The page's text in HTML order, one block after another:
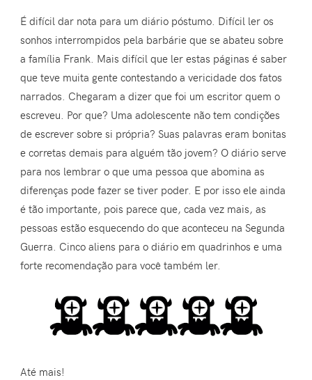
É difícil dar nota para um diário póstumo. Difícil ler os
sonhos interrompidos pela barbárie que se abateu sobre
a família Frank. Mais difícil que ler estas páginas é saber
que teve muita gente contestando a vericidade dos fatos
narrados. Chegaram a dizer que foi um escritor quem o
escreveu. Por que? Uma adolescente não tem condições
de escrever sobre si própria? Suas palavras eram bonitas
e corretas demais para alguém tão jovem? O diário serve
para nos lembrar o que uma pessoa que abomina as
diferenças pode fazer se tiver poder. E por isso ele ainda
é tão importante, pois parece que, cada vez mais, as
pessoas estão esquecendo do que aconteceu na Segunda
Guerra. Cinco aliens para o diário em quadrinhos e uma
forte recomendação para você também ler.
Até mais!